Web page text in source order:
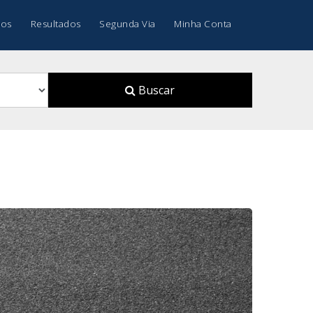
Resultados Segunda Via Minha Conta
Buscar